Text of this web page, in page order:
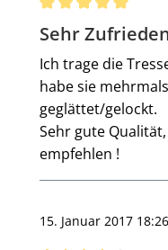
Bewertung mit 5
Sehr
Ich trage die
habe sie
geglättet/gelockt.
Sehr gute
empfehlen !
15. Januar 2017 18:26